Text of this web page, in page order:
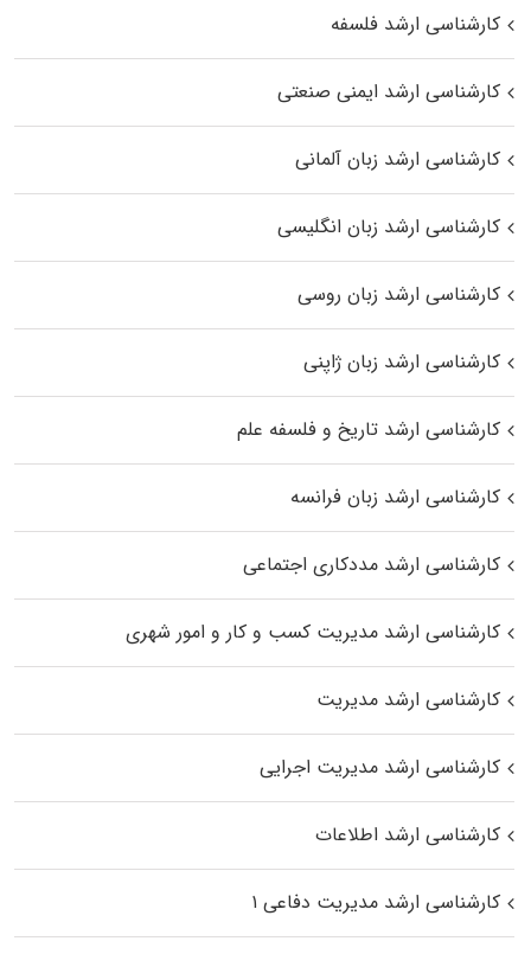
کارشناسی ارشد فلسفه
کارشناسی ارشد ایمنی صنعتی
کارشناسی ارشد زبان آلمانی
کارشناسی ارشد زبان انگلیسی
کارشناسی ارشد زبان روسی
کارشناسی ارشد زبان ژاپنی
کارشناسی ارشد تاریخ و فلسفه علم
کارشناسی ارشد زبان فرانسه
کارشناسی ارشد مددکاری اجتماعی
کارشناسی ارشد مدیریت کسب و کار و امور شهری
کارشناسی ارشد مدیریت
کارشناسی ارشد مدیریت اجرایی
کارشناسی ارشد اطلاعات
کارشناسی ارشد مدیریت دفاعی ۱